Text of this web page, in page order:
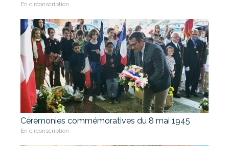
En circonscription
Cérémonies commémoratives du 8 mai 1945
En circonscription